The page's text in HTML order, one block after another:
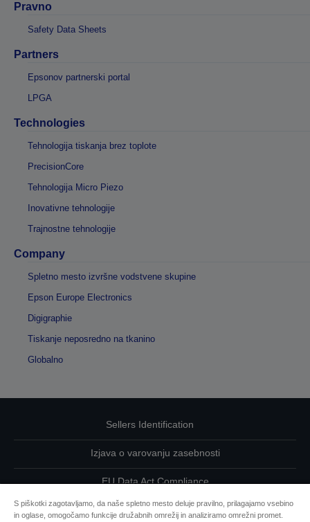
Pravno
Safety Data Sheets
Partners
Epsonov partnerski portal
LPGA
Technologies
Tehnologija tiskanja brez toplote
PrecisionCore
Tehnologija Micro Piezo
Inovativne tehnologije
Trajnostne tehnologije
Company
Spletno mesto izvršne vodstvene skupine
Epson Europe Electronics
Digigraphie
Tiskanje neposredno na tkanino
Globalno
Sellers Identification
Izjava o varovanju zasebnosti
EU Data Act Compliance
Kontaktirajte nas glede svojih podatkov
S piškotki zagotavljamo, da naše spletno mesto deluje pravilno, prilagajamo vsebino
in oglase, omogočamo funkcije družabnih omrežij in analiziramo omrežni promet.